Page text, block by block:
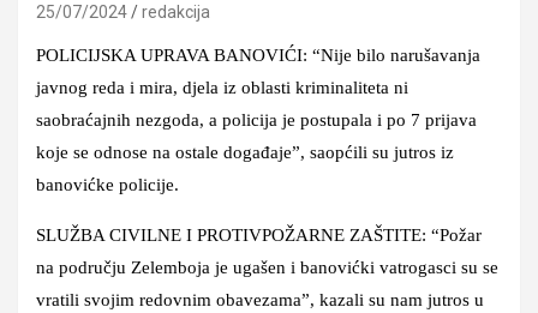
25/07/2024 redakcija
POLICIJSKA UPRAVA BANOVIĆI: “Nije bilo narušavanja
javnog reda i mira, djela iz oblasti kriminaliteta ni
saobraćajnih nezgoda, a policija je postupala i po 7 prijava
koje se odnose na ostale događaje”, saopćili su jutros iz
banovićke policije.
SLUŽBA CIVILNE I PROTIVPOŽARNE ZAŠTITE: “Požar
na području Zelemboja je ugašen i banovićki vatrogasci su se
vratili svojim redovnim obavezama”, kazali su nam jutros u